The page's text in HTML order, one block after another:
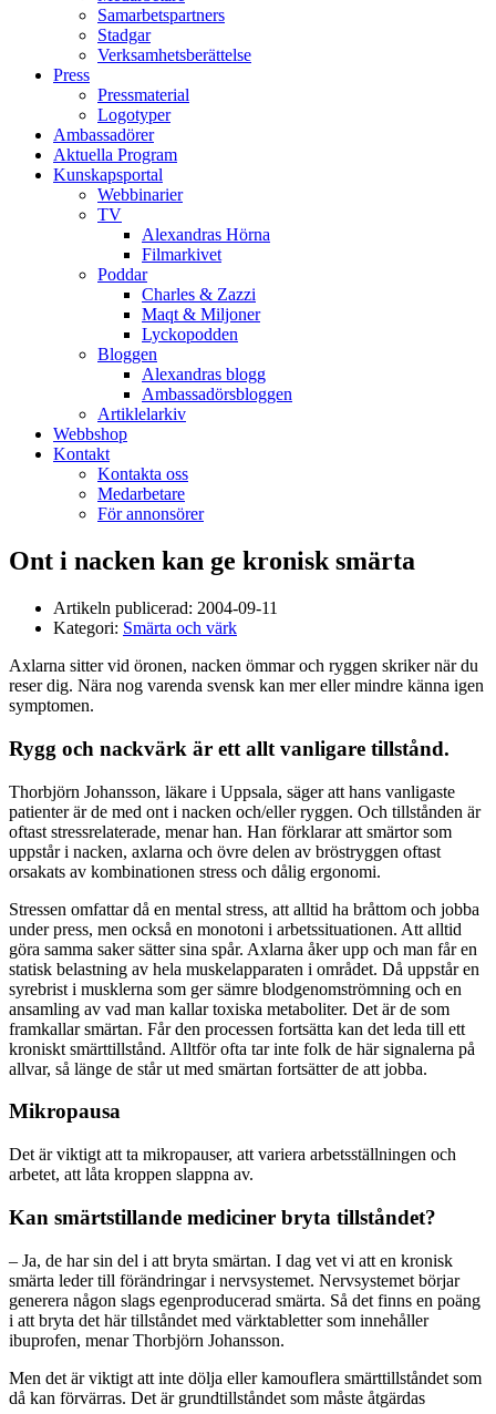
Samarbetspartners
Stadgar
Verksamhetsberättelse
Press
Pressmaterial
Logotyper
Ambassadörer
Aktuella Program
Kunskapsportal
Webbinarier
TV
Alexandras Hörna
Filmarkivet
Poddar
Charles & Zazzi
Maqt & Miljoner
Lyckopodden
Bloggen
Alexandras blogg
Ambassadörsbloggen
Artiklelarkiv
Webbshop
Kontakt
Kontakta oss
Medarbetare
För annonsörer
Ont i nacken kan ge kronisk smärta
Artikeln publicerad: 2004-09-11
Kategori: Smärta och värk
Axlarna sitter vid öronen, nacken ömmar och ryggen skriker när du
reser dig. Nära nog varenda svensk kan mer eller mindre känna igen
symptomen.
Rygg och nackvärk är ett allt vanligare tillstånd.
Thorbjörn Johansson, läkare i Uppsala, säger att hans vanligaste
patienter är de med ont i nacken och/eller ryggen. Och tillstånden är
oftast stressrelaterade, menar han. Han förklarar att smärtor som
uppstår i nacken, axlarna och övre delen av bröstryggen oftast
orsakats av kombinationen stress och dålig ergonomi.
Stressen omfattar då en mental stress, att alltid ha bråttom och jobba
under press, men också en monotoni i arbetssituationen. Att alltid
göra samma saker sätter sina spår. Axlarna åker upp och man får en
statisk belastning av hela muskelapparaten i området. Då uppstår en
syrebrist i musklerna som ger sämre blodgenomströmning och en
ansamling av vad man kallar toxiska metaboliter. Det är de som
framkallar smärtan. Får den processen fortsätta kan det leda till ett
kroniskt smärttillstånd. Alltför ofta tar inte folk de här signalerna på
allvar, så länge de står ut med smärtan fortsätter de att jobba.
Mikropausa
Det är viktigt att ta mikropauser, att variera arbetsställningen och
arbetet, att låta kroppen slappna av.
Kan smärtstillande mediciner bryta tillståndet?
– Ja, de har sin del i att bryta smärtan. I dag vet vi att en kronisk
smärta leder till förändringar i nervsystemet. Nervsystemet börjar
generera någon slags egenproducerad smärta. Så det finns en poäng
i att bryta det här tillståndet med värktabletter som innehåller
ibuprofen, menar Thorbjörn Johansson.
Men det är viktigt att inte dölja eller kamouflera smärttillståndet som
då kan förvärras. Det är grundtillståndet som måste åtgärdas